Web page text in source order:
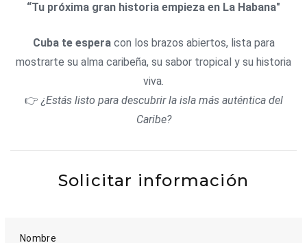
“Tu próxima gran historia empieza en La Habana"
Cuba te esperacon los brazos abiertos, lista para
mostrarte su alma caribeña, su sabor tropical y su historia
viva.
👉¿Estás listo para descubrir la isla más auténtica del
Caribe?
Solicitar información
Nombre